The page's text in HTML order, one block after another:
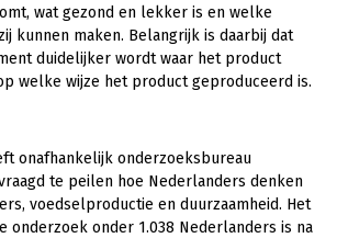
wat gezond en lekker is en welke
kunnen maken. Belangrijk is daarbij dat
duidelijker wordt waar het product
welke wijze het product geproduceerd is.
onafhankelijk onderzoeksbureau
te peilen hoe Nederlanders denken
voedselproductie en duurzaamheid. Het
onderzoek onder 1.038 Nederlanders is na